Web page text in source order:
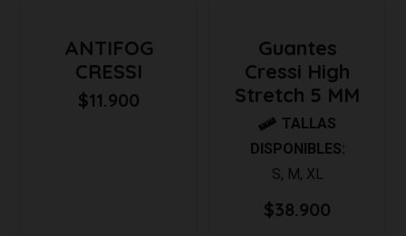
ANTIFOG
CRESSI
$11.900
Guantes
Cressi High
Stretch 5 MM
TALLAS
DISPONIBLES:
S, M, XL
$38.900